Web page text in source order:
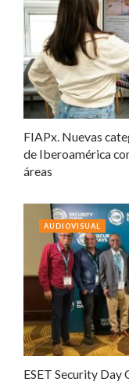
FIAPx. Nuevas
de Iberoamérica
áreas
ESET Security Day
AUDIOVISUAL